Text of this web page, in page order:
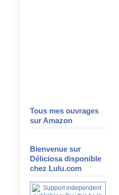
Tous mes ouvrages
sur Amazon
Bienvenue sur
Déliciosa disponible
chez Lulu.com